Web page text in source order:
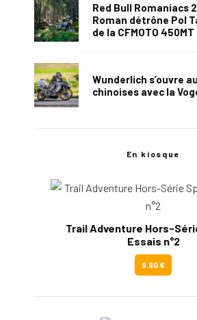
Red Bull Romaniacs
Roman détrône Pol
de la CFMOTO 450MT
Wunderlich s’ouvre
chinoises avec la
En kiosque
Trail Adventure Hors-
Essais n°2
9.90 €